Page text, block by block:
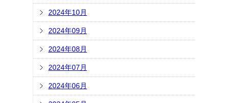
2024年10月
2024年09月
2024年08月
2024年07月
2024年06月